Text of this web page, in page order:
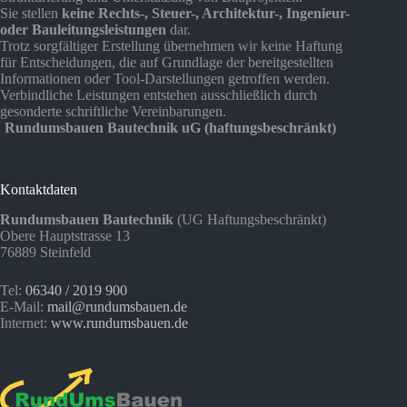
Sie stellen keine Rechts-, Steuer-, Architektur-, Ingenieur-
oder Bauleitungsleistungen dar.
Trotz sorgfältiger Erstellung übernehmen wir keine Haftung
für Entscheidungen, die auf Grundlage der bereitgestellten
Informationen oder Tool-Darstellungen getroffen werden.
Verbindliche Leistungen entstehen ausschließlich durch
gesonderte schriftliche Vereinbarungen.
Rundumsbauen Bautechnik uG (haftungsbeschränkt)
Kontaktdaten
Rundumsbauen Bautechnik (UG Haftungsbeschränkt)
Obere Hauptstrasse 13
76889 Steinfeld
Tel: 06340 / 2019 900
E-Mail: mail@rundumsbauen.de
Internet: www.rundumsbauen.de